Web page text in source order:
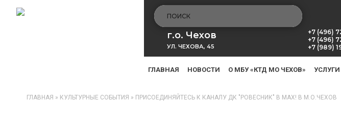
г.о. Чехов
УЛ. ЧЕХОВА, 45
+7 (496)
+7 (496)
+7 (989)
ГЛАВНАЯ НОВОСТИ О МБУ «КТД МО ЧЕХОВ» УСЛУГИ
ГЛАВНАЯ » КУЛЬТУРНЫЕ СОБЫТИЯ » ПРИСОЕДИНЯЙТЕСЬ К КАНАЛУ ДК "РОВЕСНИК" В МАХ! В М.О.ЧЕХОВ